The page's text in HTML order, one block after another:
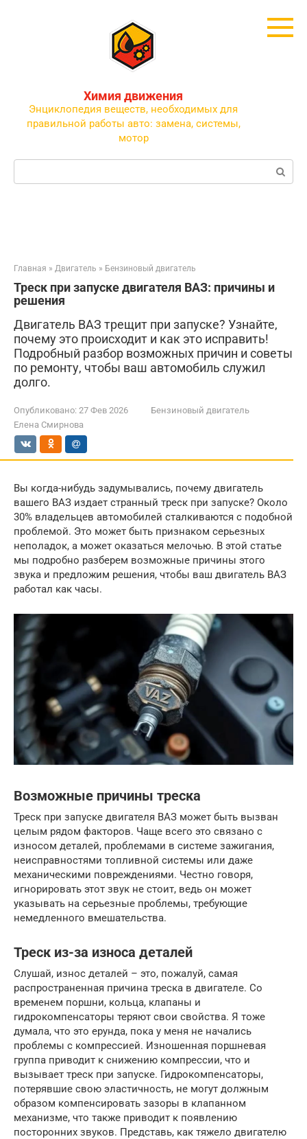
Химия движения
Энциклопедия веществ, необходимых для
правильной работы авто: замена, системы,
мотор
Поиск:
Главная » Двигатель » Бензиновый двигатель
Треск при запуске двигателя ВАЗ: причины и
решения
Двигатель ВАЗ трещит при запуске? Узнайте,
почему это происходит и как это исправить!
Подробный разбор возможных причин и советы
по ремонту, чтобы ваш автомобиль служил
долго.
Опубликовано: 27 Фев 2026
Бензиновый двигатель
Елена Смирнова
Вы когда-нибудь задумывались, почему двигатель
вашего ВАЗ издает странный треск при запуске? Около
30% владельцев автомобилей сталкиваются с подобной
проблемой. Это может быть признаком серьезных
неполадок, а может оказаться мелочью. В этой статье
мы подробно разберем возможные причины этого
звука и предложим решения, чтобы ваш двигатель ВАЗ
работал как часы.
Возможные причины треска
Треск при запуске двигателя ВАЗ может быть вызван
целым рядом факторов. Чаще всего это связано с
износом деталей, проблемами в системе зажигания,
неисправностями топливной системы или даже
механическими повреждениями. Честно говоря,
игнорировать этот звук не стоит, ведь он может
указывать на серьезные проблемы, требующие
немедленного вмешательства.
Треск из-за износа деталей
Слушай, износ деталей – это, пожалуй, самая
распространенная причина треска в двигателе. Со
временем поршни, кольца, клапаны и
гидрокомпенсаторы теряют свои свойства. Я тоже
думала, что это ерунда, пока у меня не начались
проблемы с компрессией. Изношенная поршневая
группа приводит к снижению компрессии, что и
вызывает треск при запуске. Гидрокомпенсаторы,
потерявшие свою эластичность, не могут должным
образом компенсировать зазоры в клапанном
механизме, что также приводит к появлению
посторонних звуков. Представь, как тяжело двигателю